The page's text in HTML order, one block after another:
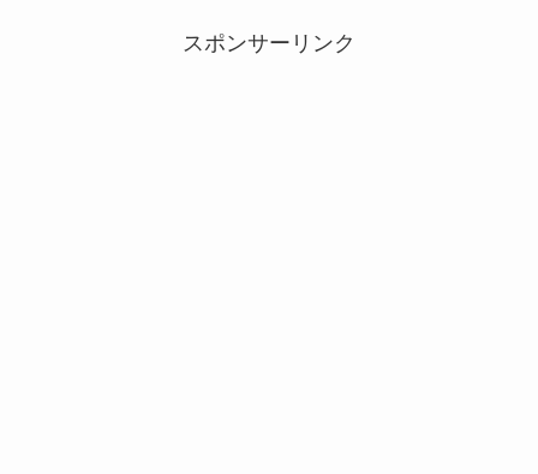
スポンサーリンク